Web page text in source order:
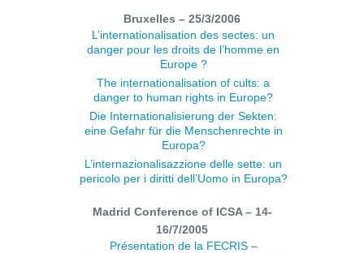
Bruxelles – 25/3/2006
L’internationalisation des sectes: un
danger pour les droits de l’homme en
Europe ?
The internationalisation of cults: a
danger to human rights in Europe?
Die Internationalisierung der Sekten:
eine Gefahr für die Menschenrechte in
Europa?
L’internazionalisazzione delle sette: un
pericolo per i diritti dell’Uomo in Europa?
Madrid Conference of ICSA – 14-
16/7/2005
Présentation de la FECRIS–